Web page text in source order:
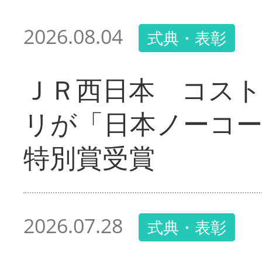
2026.08.04 式典・表彰
ＪＲ西日本 コス
リが「日本ノーコ
特別賞受賞
2026.07.28 式典・表彰